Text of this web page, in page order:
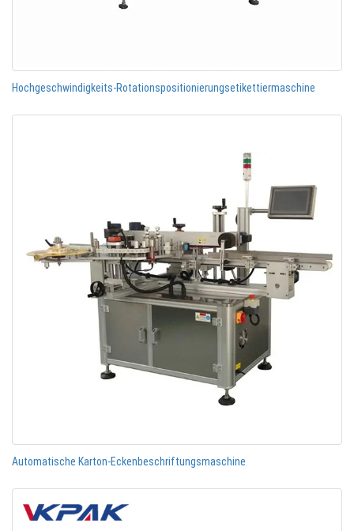
Hochgeschwindigkeits-Rotationspositionierungsetikettiermaschine
Automatische Karton-Eckenbeschriftungsmaschine